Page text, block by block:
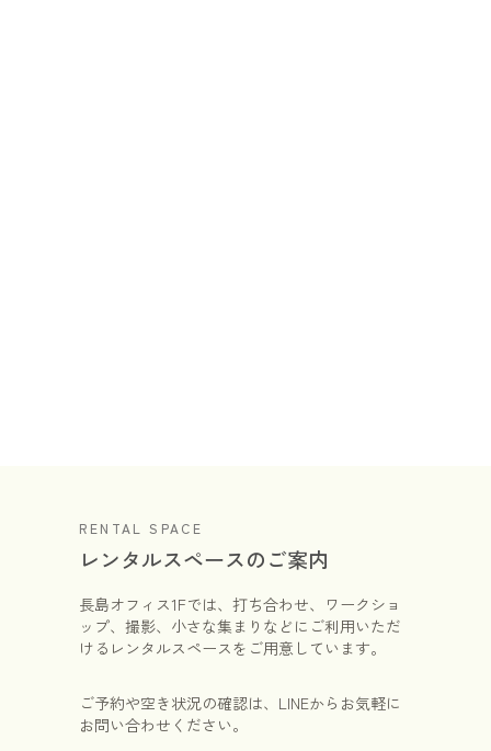
RENTAL SPACE
レンタルスペースのご案内
長島オフィス1Fでは、打ち合わせ、ワークショ
ップ、撮影、小さな集まりなどにご利用いただ
けるレンタルスペースをご用意しています。
ご予約や空き状況の確認は、LINEからお気軽に
お問い合わせください。